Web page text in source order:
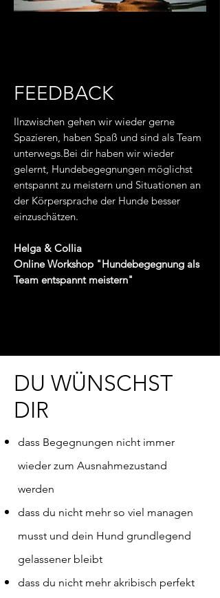
FEEDBACK
IInzwischen gehen wir wieder gerne
Spazieren, haben Spaß und sind als Team
unterwegs.Bei dir haben wir wieder
gelernt, Hundebegegnungen möglichst
entspannt zu meistern und Situationen an
der Körpersprache der Hunde besser
einzuschätzen.
Helga & Collia
Online Workshop "Hundebegegnung als
Team entspannt meistern"
DU WÜNSCHST
DIR
dass Begegnungen nicht immer
wieder zum Ausnahmezustand
werden
dass du nicht mehr so viel managen
musst und dein Hund grundlegend
gelassener bleibt
dass du nicht mehr akribisch perfekt